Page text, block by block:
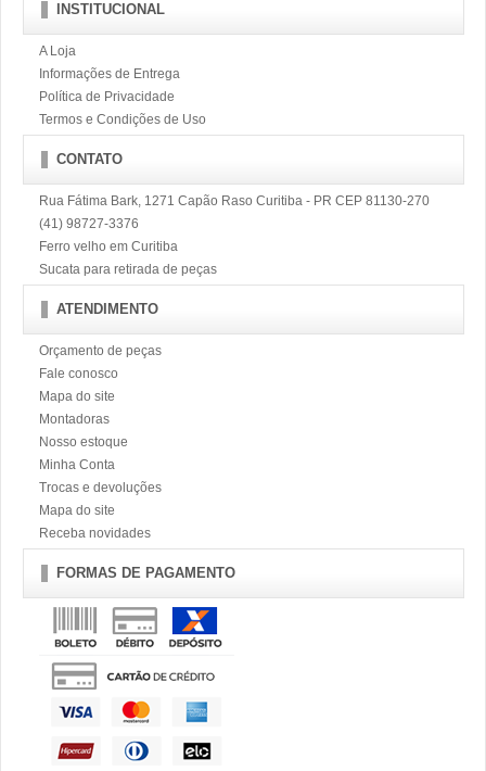
INSTITUCIONAL
A Loja
Informações de Entrega
Política de Privacidade
Termos e Condições de Uso
CONTATO
Rua Fátima Bark, 1271 Capão Raso Curitiba - PR CEP 81130-270
(41) 98727-3376
Ferro velho em Curitiba
Sucata para retirada de peças
ATENDIMENTO
Orçamento de peças
Fale conosco
Mapa do site
Montadoras
Nosso estoque
Minha Conta
Trocas e devoluções
Mapa do site
Receba novidades
FORMAS DE PAGAMENTO